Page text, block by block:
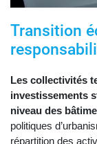
Transition
Les collectivités
investissements
niveau des
politiques
répartition des